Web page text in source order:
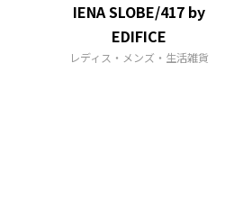
IENA SLOBE/417 by
EDIFICE
レディス・メンズ・生活雑貨